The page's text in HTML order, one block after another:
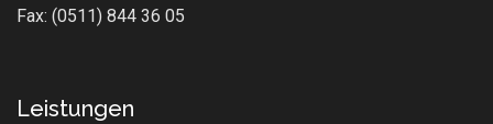
Fax: (0511) 844 36 05
Leistungen